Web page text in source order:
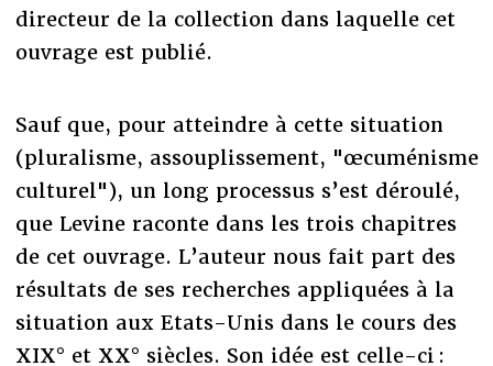
directeur de la collection dans laquelle cet
ouvrage est publié.
Sauf que, pour atteindre à cette situation
(pluralisme, assouplissement, "œcuménisme
culturel"), un long processus s’est déroulé,
que Levine raconte dans les trois chapitres
de cet ouvrage. L’auteur nous fait part des
résultats de ses recherches appliquées à la
situation aux Etats-Unis dans le cours des
XIX° et XX° siècles. Son idée est celle-ci :